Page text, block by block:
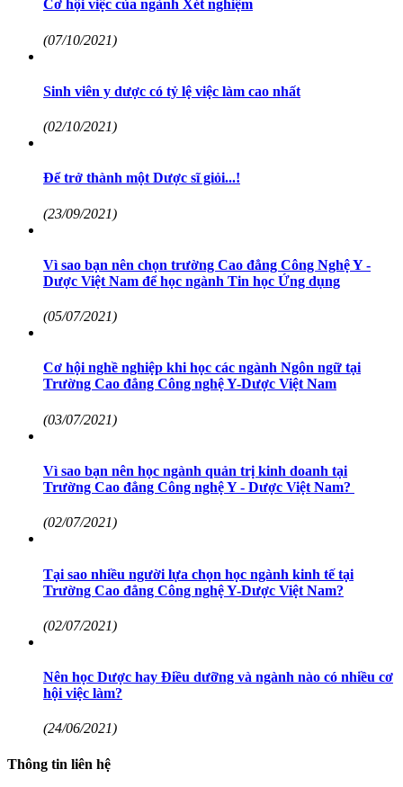
Cơ hội việc của ngành Xét nghiệm
(07/10/2021)
Sinh viên y dược có tỷ lệ việc làm cao nhất
(02/10/2021)
Để trở thành một Dược sĩ giỏi...!
(23/09/2021)
Vì sao bạn nên chọn trường Cao đẳng Công Nghệ Y -
Dược Việt Nam để học ngành Tin học Ứng dụng
(05/07/2021)
Cơ hội nghề nghiệp khi học các ngành Ngôn ngữ tại
Trường Cao đẳng Công nghệ Y-Dược Việt Nam
(03/07/2021)
Vì sao bạn nên học ngành quản trị kinh doanh tại
Trường Cao đẳng Công nghệ Y - Dược Việt Nam?
(02/07/2021)
Tại sao nhiều người lựa chọn học ngành kinh tế tại
Trường Cao đẳng Công nghệ Y-Dược Việt Nam?
(02/07/2021)
Nên học Dược hay Điều dưỡng và ngành nào có nhiều cơ
hội việc làm?
(24/06/2021)
Thông tin liên hệ